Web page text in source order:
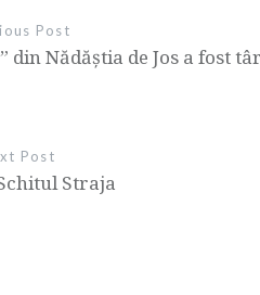
Post
Nădăștia de Jos a fost
Post
Straja